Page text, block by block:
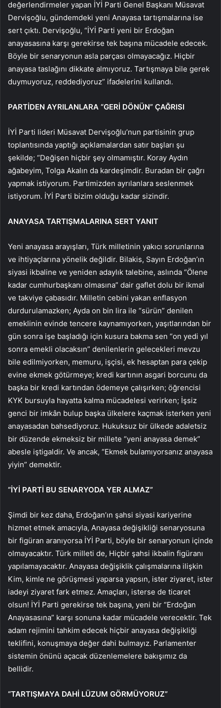
değerlendirmeler yapan İYİ Parti Genel Başkanı Müsavat
Dervişoğlu, gündemdeki yeni Anayasa tartışmalarına ise
sert çıktı. Dervişoğlu, “İYİ Parti yeni bir Erdoğan
anayasasına karşı gerekirse tek başına mücadele edecek.
Böyle bir senaryonun asla parçası olmayacağız. Hiçbir
anayasa taslağını dikkate almıyoruz. Tartışmaya bile gerek
duymuyoruz, reddediyoruz” ifadelerini kullandı.
PARTİDEN AYRILANLARA “GERİ DÖNÜN” ÇAĞRISI
İYİ Parti lideri Müsavat Dervişoğlu’nun partisinin grup
toplantısında yaptığı açıklamalardan satır başları şu
şekilde; “Değişen hiçbir şey olmamıştır. Koray Aydın
ağabeyim, Tolga Akalın da kardeşimdir. Buradan bir çağrı
yapmak istiyorum. Partimizden ayrılanlara seslenmek
istiyorum. İYİ Parti bizim olduğu kadar sizindir.
ANAYASA TARTIŞMALARINA SERT YANIT
Yeni anayasa arayışları, Türk milletinin yakıcı sorunlarına
ve ihtiyaçlarına yönelik değildir. Bilakis, Sayın Erdoğan’ın
siyasi ikbaline ve yeniden adaylık talebine, aslında “Ölene
kadar cumhurbaşkanı olmasına” dair gaflet dolu bir ikmal
ve takviye çabasıdır. Milletin cebini yakan enflasyon
durdurulamazken; Ayda on bin lira ile “sürün” denilen
emeklinin evinde tencere kaynamıyorken, yaşıtlarından bir
gün sonra işe başladığı için kusura bakma sen “on yedi yıl
sonra emekli olacaksın” denilenlerin gelecekleri mevzu
bile edilmiyorken, memuru, işçisi, ek hesaptan para çekip
evine ekmek götürmeye; kredi kartının asgari borcunu da
başka bir kredi kartından ödemeye çalışırken; öğrencisi
KYK bursuyla hayatta kalma mücadelesi verirken; İşsiz
genci bir imkân bulup başka ülkelere kaçmak isterken yeni
anayasadan bahsediyoruz. Hukuksuz bir ülkede adaletsiz
bir düzende ekmeksiz bir millete “yeni anayasa demek”
abesle iştigaldir. Ve ancak, “Ekmek bulamıyorsanız anayasa
yiyin” demektir.
“İYİ PARTİ BU SENARYODA YER ALMAZ”
Şimdi bir kez daha, Erdoğan’ın şahsi siyasi kariyerine
hizmet etmek amacıyla, Anayasa değişikliği senaryosuna
bir figüran aranıyorsa İYİ Parti, böyle bir senaryonun içinde
olmayacaktır. Türk milleti de, Hiçbir şahsi ikbalin figüranı
yapılamayacaktır. Anayasa değişiklik çalışmalarına ilişkin
Kim, kimle ne görüşmesi yaparsa yapsın, ister ziyaret, ister
iadeyi ziyaret fark etmez. Amaçları, isterse de ticaret
olsun! İYİ Parti gerekirse tek başına, yeni bir “Erdoğan
Anayasasına” karşı sonuna kadar mücadele verecektir. Tek
adam rejimini tahkim edecek hiçbir anayasa değişikliği
teklifini, konuşmaya değer dahi bulmayız. Parlamenter
sistemin önünü açacak düzenlemelere bakışımız da
bellidir.
“TARTIŞMAYA DAHİ LÜZUM GÖRMÜYORUZ”